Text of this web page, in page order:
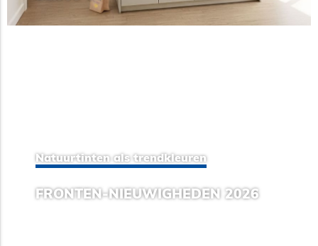
Natuurtinten als trendkleuren
FRONTEN-NIEUWIGHEDEN 2026